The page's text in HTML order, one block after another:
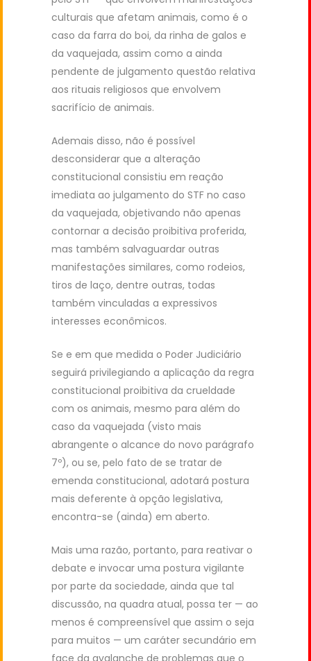
culturais que afetam animais, como é o
caso da farra do boi, da rinha de galos e
da vaquejada, assim como a ainda
pendente de julgamento questão relativa
aos rituais religiosos que envolvem
sacrifício de animais.
Ademais disso, não é possível
desconsiderar que a alteração
constitucional consistiu em reação
imediata ao julgamento do STF no caso
da vaquejada, objetivando não apenas
contornar a decisão proibitiva proferida,
mas também salvaguardar outras
manifestações similares, como rodeios,
tiros de laço, dentre outras, todas
também vinculadas a expressivos
interesses econômicos.
Se e em que medida o Poder Judiciário
seguirá privilegiando a aplicação da regra
constitucional proibitiva da crueldade
com os animais, mesmo para além do
caso da vaquejada (visto mais
abrangente o alcance do novo parágrafo
7º), ou se, pelo fato de se tratar de
emenda constitucional, adotará postura
mais deferente à opção legislativa,
encontra-se (ainda) em aberto.
Mais uma razão, portanto, para reativar o
debate e invocar uma postura vigilante
por parte da sociedade, ainda que tal
discussão, na quadra atual, possa ter — ao
menos é compreensível que assim o seja
para muitos — um caráter secundário em
face da avalanche de problemas que o